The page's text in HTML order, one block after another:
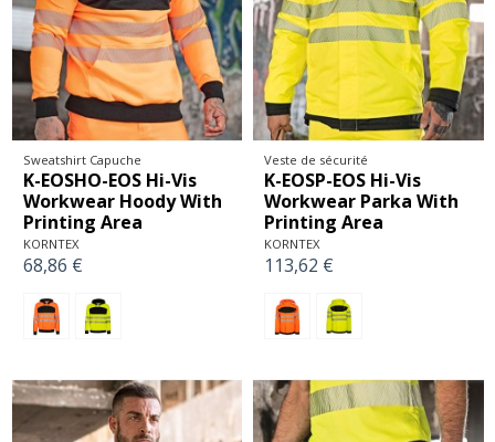
Sweatshirt Capuche
K-EOSHO-EOS Hi-Vis
Workwear Hoody With
Printing Area
KORNTEX
68,86 €
Veste de sécurité
K-EOSP-EOS Hi-Vis
Workwear Parka With
Printing Area
KORNTEX
113,62 €